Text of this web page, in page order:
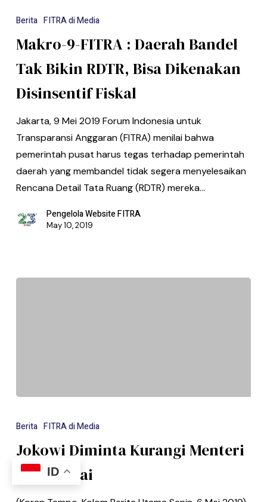
Berita FITRA di Media
Makro-9-FITRA : Daerah Bandel
Tak Bikin RDTR, Bisa Dikenakan
Disinsentif Fiskal
Jakarta, 9 Mei 2019 Forum Indonesia untuk
Transparansi Anggaran (FITRA) menilai bahwa
pemerintah pusat harus tegas terhadap pemerintah
daerah yang membandel tidak segera menyelesaikan
Rencana Detail Tata Ruang (RDTR) mereka…
Pengelola Website FITRA
May 10, 2019
Berita FITRA di Media
Jokowi Diminta Kurangi Menteri
dari Partai
ID